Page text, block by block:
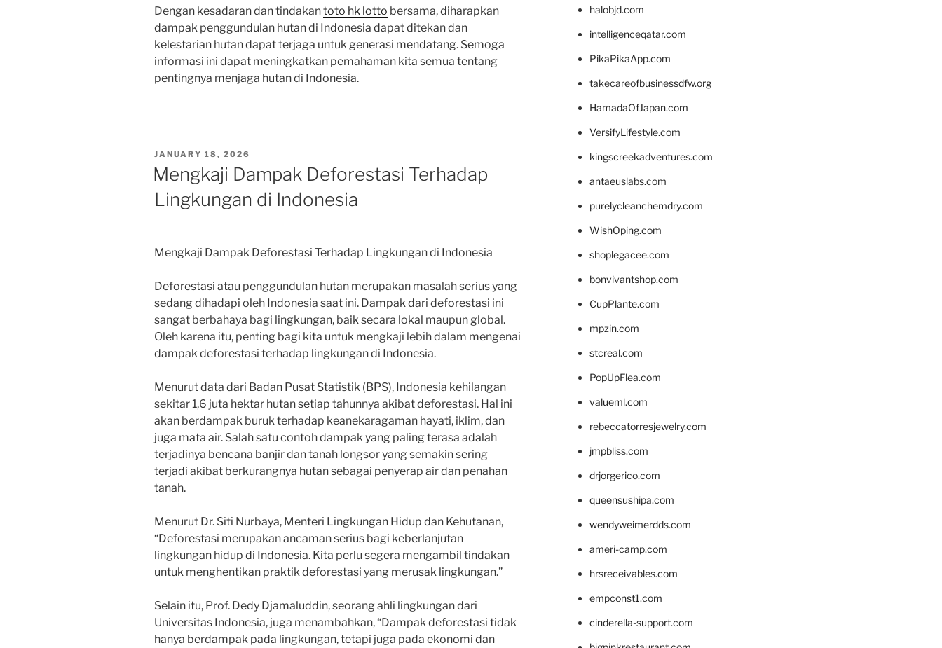
Dengan kesadaran dan tindakantoto hk lotto bersama, diharapkan
dampak penggundulan hutan di Indonesia dapat ditekan dan
kelestarian hutan dapat terjaga untuk generasi mendatang. Semoga
informasi ini dapat meningkatkan pemahaman kita semua tentang
pentingnya menjaga hutan di Indonesia.
POSTED
ON
JANUARY 18, 2026
Mengkaji Dampak Deforestasi Terhadap
Lingkungan di Indonesia
Mengkaji Dampak Deforestasi Terhadap Lingkungan di Indonesia
Deforestasi atau penggundulan hutan merupakan masalah serius yang
sedang dihadapi oleh Indonesia saat ini. Dampak dari deforestasi ini
sangat berbahaya bagi lingkungan, baik secara lokal maupun global.
Oleh karena itu, penting bagi kita untuk mengkaji lebih dalam mengenai
dampak deforestasi terhadap lingkungan di Indonesia.
Menurut data dari Badan Pusat Statistik (BPS), Indonesia kehilangan
sekitar 1,6 juta hektar hutan setiap tahunnya akibat deforestasi. Hal ini
akan berdampak buruk terhadap keanekaragaman hayati, iklim, dan
juga mata air. Salah satu contoh dampak yang paling terasa adalah
terjadinya bencana banjir dan tanah longsor yang semakin sering
terjadi akibat berkurangnya hutan sebagai penyerap air dan penahan
tanah.
Menurut Dr. Siti Nurbaya, Menteri Lingkungan Hidup dan Kehutanan,
“Deforestasi merupakan ancaman serius bagi keberlanjutan
lingkungan hidup di Indonesia. Kita perlu segera mengambil tindakan
untuk menghentikan praktik deforestasi yang merusak lingkungan.”
Selain itu, Prof. Dedy Djamaluddin, seorang ahli lingkungan dari
Universitas Indonesia, juga menambahkan, “Dampak deforestasi tidak
hanya berdampak pada lingkungan, tetapi juga pada ekonomi dan
halobjd.com
intelligenceqatar.com
PikaPikaApp.com
takecareofbusinessdfw.org
HamadaOfJapan.com
VersifyLifestyle.com
kingscreekadventures.com
antaeuslabs.com
purelycleanchemdry.com
WishOping.com
shoplegacee.com
bonvivantshop.com
CupPlante.com
mpzin.com
stcreal.com
PopUpFlea.com
valueml.com
rebeccatorresjewelry.com
jmpbliss.com
drjorgerico.com
queensushipa.com
wendyweimerdds.com
ameri-camp.com
hrsreceivables.com
empconst1.com
cinderella-support.com